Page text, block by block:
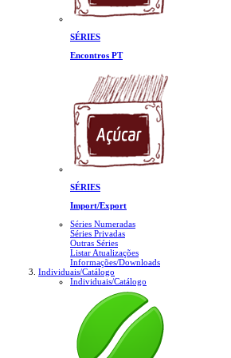
SÉRIES
Encontros PT
SÉRIES
Import/Export
Séries Numeradas
Séries Privadas
Outras Séries
Listar Atualizações
Informações/Downloads
Individuais/Catálogo
Individuais/Catálogo